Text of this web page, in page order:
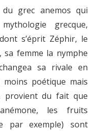
grec anemos qui
grecque,
s’éprit Zéphir, le
femme la nymphe
sa rivale en
poétique mais
provient du fait que
les fruits
par exemple) sont